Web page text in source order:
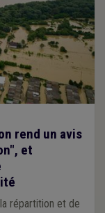
rend un avis
et
répartition et de